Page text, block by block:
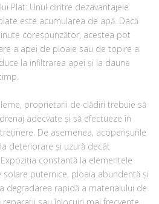
Plat: Unul dintre dezavantajele
este acumularea de apă. Dacă
corespunzător, acestea pot
a apei de ploaie sau de topire a
la infiltrarea apei și la daune
proprietarii de clădiri trebuie să
adecvate și să efectueze în
De asemenea, acoperișurile
deteriorare și uzură decât
constantă la elementele
solare puternice, ploaia abundentă și
degradarea rapidă a materialului de